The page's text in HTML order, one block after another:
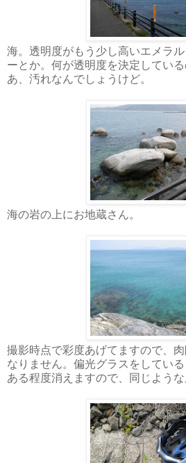
海。透明度がもう少し高いエメラ
ーとか。何が透明度を決定してい
あ、汚れなんでしょうけど。
海の岩の上にお地蔵さん。
撮影時点で彩度あげてますので、
なりません。偏光グラスをしてい
ある程度消えますので、同じような